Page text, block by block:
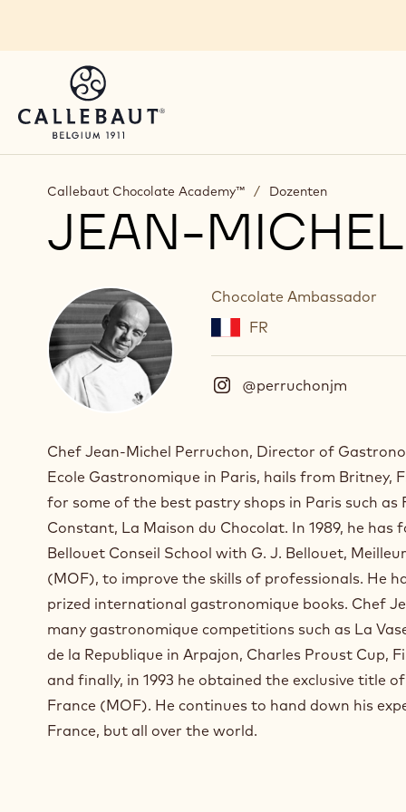
Callebaut Chocolate Academy™ / Dozenten
JEAN-
Chocolate Ambassador
FR
@perruchonjm
s
a
g
r
a
)
.
O
e
n
s
Chef Jean-Michel Perruchon, Director of
Ecole Gastronomique in Paris, hails from Britney,
for some of the best pastry shops in Paris such as
Constant, La Maison du Chocolat. In 1989, he has
Bellouet Conseil School with G. J. Bellouet,
(MOF), to improve the skills of professionals. He
prized international gastronomique books. Chef
many gastronomique competitions such as La
de la Republique in Arpajon, Charles Proust Cup,
and finally, in 1993 he obtained the exclusive title
France (MOF). He continues to hand down his
France, but all over the world.